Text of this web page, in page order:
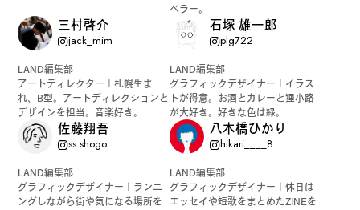
ベラー。
三村啓介
jack_mim
LAND編集部
アートディレクター｜札幌生ま
れ、B型。アートディレクションと
デザインを担当。音楽好き。
石塚 雄一郎
plg722
LAND編集部
グラフィックデザイナー｜イラス
トが得意。お酒とカレーと狸小路
が大好き。好きな色は緑。
佐藤翔吾
ss.shogo
LAND編集部
グラフィックデザイナー｜ランニ
ングしながら街や気になる場所を
八木橋ひかり
hikari____8
LAND編集部
グラフィックデザイナー｜休日は
エッセイや短歌をまとめたZINEを